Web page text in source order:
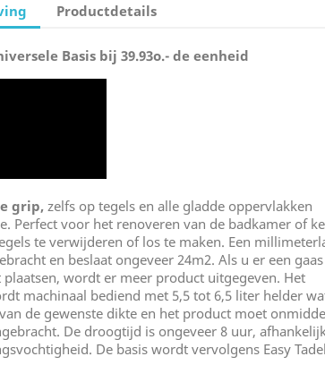
Productdetails
Basis bij 39.93o.- de eenheid
grip, zelfs op tegels en alle gladde oppervlakken
Perfect voor het renoveren van de badkamer of
te verwijderen of los te maken. Een
en beslaat ongeveer 24m2. Als u er een gaas
wordt er meer product uitgegeven. Het
machinaal bediend met 5,5 tot 6,5 liter helder
de gewenste dikte en het product moet
De droogtijd is ongeveer 8 uur,
De basis wordt vervolgens Easy